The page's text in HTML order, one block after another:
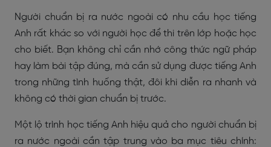
Người chuẩn bị ra nước ngoài có nhu cầu học tiếng
Anh rất khác so với người học để thi trên lớp hoặc học
cho biết. Bạn không chỉ cần nhớ công thức ngữ pháp
hay làm bài tập đúng, mà cần sử dụng được tiếng Anh
trong những tình huống thật, đôi khi diễn ra nhanh và
không có thời gian chuẩn bị trước.
Một lộ trình học tiếng Anh hiệu quả cho người chuẩn bị
ra nước ngoài cần tập trung vào ba mục tiêu chính: